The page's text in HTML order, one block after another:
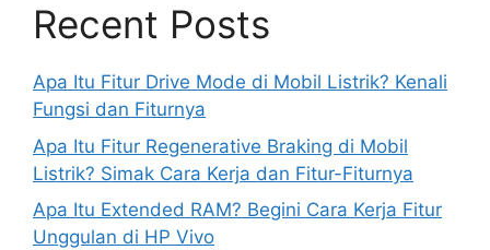
Recent Posts
Apa Itu Fitur Drive Mode di Mobil Listrik? Kenali
Fungsi dan Fiturnya
Apa Itu Fitur Regenerative Braking di Mobil
Listrik? Simak Cara Kerja dan Fitur-Fiturnya
Apa Itu Extended RAM? Begini Cara Kerja Fitur
Unggulan di HP Vivo